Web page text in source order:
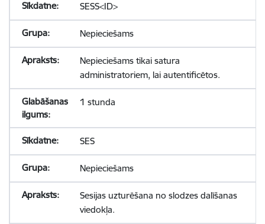
SESS<ID>
Nepieciešams
Nepieciešams tikai satura
administratoriem, lai autentificētos.
1 stunda
SES
Nepieciešams
Sesijas uzturēšana no slodzes dalīšanas
viedokļa.